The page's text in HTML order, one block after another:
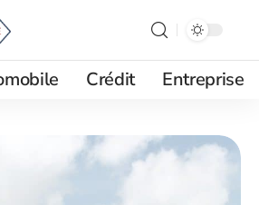
Crédit Entreprise